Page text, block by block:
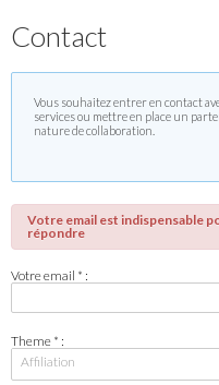
Contact
Vous souhaitez entrer en contact
services ou mettre en place un
nature de collaboration.
Votre email est indispensable
répondre
Votre email * :
Theme * :